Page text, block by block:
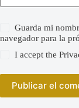
Guarda mi
navegador para la
I accept the
Publicar el